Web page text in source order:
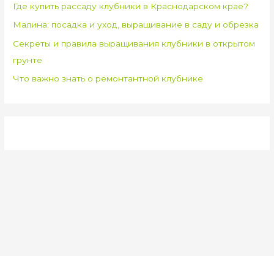
Где купить рассаду клубники в Краснодарском крае?
Малина: посадка и уход, выращивание в саду и обрезка
Секреты и правила выращивания клубники в открытом
грунте
Что важно знать о ремонтантной клубнике